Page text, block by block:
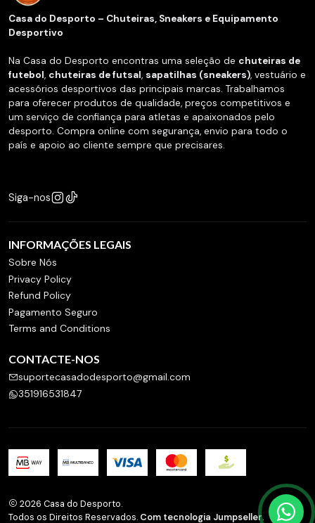
Casa do Desporto – Chuteiras, Sneakers e Equipamento
Desportivo
Na Casa do Desporto encontras uma seleção de chuteiras de
futebol, chuteiras de futsal, sapatilhas (sneakers), vestuário e
acessórios desportivos das principais marcas. Trabalhamos
para oferecer produtos de qualidade, preços competitivos e
um serviço de confiança para atletas e apaixonados pelo
desporto. Compra online com segurança, envio para todo o
país e apoio ao cliente sempre que precisares.
Siga-nos
INFORMAÇÕES LEGAIS
Sobre Nós
Privacy Policy
Refund Policy
Pagamento Seguro
Terms and Conditions
CONTACTE-NOS
suportecasadodesporto@gmail.com
351916531847
2026 Casa do Desporto.
Todos os Direitos Reservados. Com tecnologia Jumpseller.